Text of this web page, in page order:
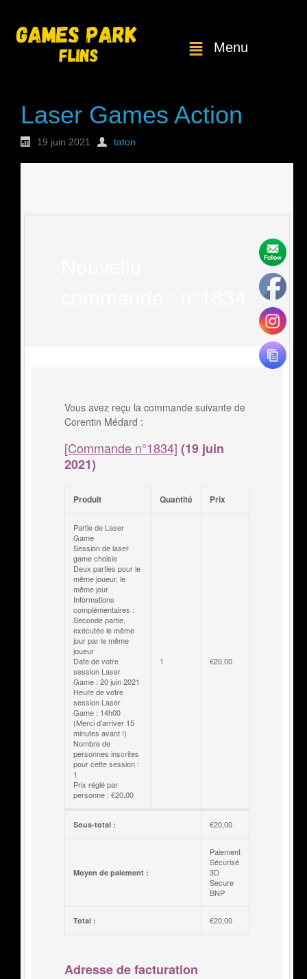
Menu
Laser Games Action
19 juin 2021 taton
Vous avez reçu la commande suivante de
Corentin Médard :
[Commande n°1834] (19 juin
2021)
Produit Quantité Prix
Partie de Laser
Game
Session de laser
game choisie
Deux parties pour le
même joueur, le
même jour
Informations
complémentaires :
Seconde partie,
exécutée le même
jour par le même
joueur
Date de votre
session Laser
Game : 20 juin 2021
Heure de votre
session Laser
Game : 14h00
(Merci d’arriver 15
minutes avant !)
Nombre de
personnes inscrites
pour cette session :
1
Prix réglé par
personne : €20,00
1 €20,00
Sous-total : €20,00
Moyen de paiement :
Paiement
Sécurisé
3D
Secure
BNP
Total : €20,00
Adresse de facturation